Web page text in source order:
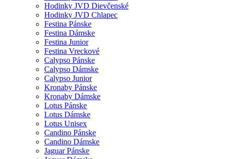
Hodinky JVD Dievčenské
Hodinky JVD Chlapec
Festina Pánske
Festina Dámske
Festina Junior
Festina Vreckové
Calypso Pánske
Calypso Dámske
Calypso Junior
Kronaby Pánske
Kronaby Dámske
Lotus Pánske
Lotus Dámske
Lotus Unisex
Candino Pánske
Candino Dámske
Jaguar Pánske